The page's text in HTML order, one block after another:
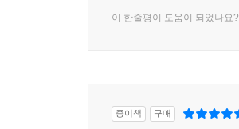
이 한줄평이 도움이 되었나요?
종이책 구매